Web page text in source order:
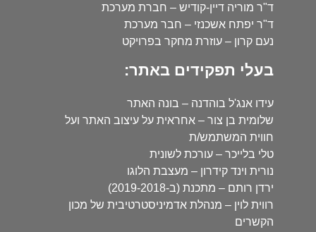
ד"ר מוריה דיין-קודיש – חברת מערכת
ד"ר יפתח אשכנזי – חבר מערכת
נעם קרון – עוזרת מחקר בפרויקט
בעלי תפקידים באתר:
עידו אנג'ל בוהדנה – בונה האתר
שלומית בן צור – אחראית על עיצוב האתר ועל
חווית המשתמש/ת
טלי בלייכר – עורכת לשונית
נורית וינד קידרון – מעצבת הלוגו
ירדן רותם – מתכנת (ב-2019-2018)
רווית לוין – מנהלת אדמיניסטרטיבית של מכון
הקשרים